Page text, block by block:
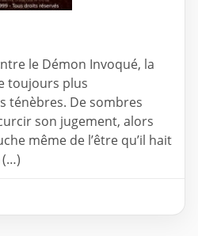
le Démon Invoqué, la
toujours plus
ténèbres. De sombres
son jugement, alors
même de l’être qu’il hait
(…)